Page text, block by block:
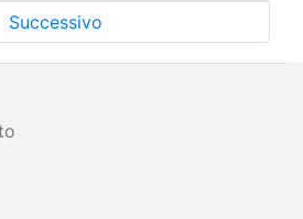
Successivo